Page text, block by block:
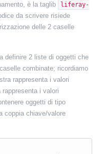
è la taglib
liferay-
da scrivere risiede
delle 2 caselle
definire 2 liste di oggetti che
combinate; ricordiamo
rappresenta i valori
i valori
oggetti di tipo
coppia chiave/valore